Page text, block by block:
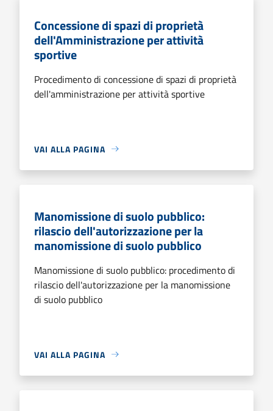
Concessione di spazi di proprietà
dell'Amministrazione per attività
sportive
Procedimento di concessione di spazi di proprietà
dell'amministrazione per attività sportive
VAI ALLA PAGINA
Manomissione di suolo pubblico:
rilascio dell'autorizzazione per la
manomissione di suolo pubblico
Manomissione di suolo pubblico: procedimento di
rilascio dell'autorizzazione per la manomissione
di suolo pubblico
VAI ALLA PAGINA